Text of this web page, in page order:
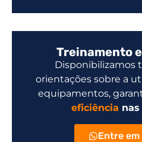
Treinamento
Disponibilizamos
orientações sobre a
equipamentos,
eficiência nas
Entre